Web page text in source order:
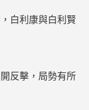
白利康與白利賢
反擊，局勢有所